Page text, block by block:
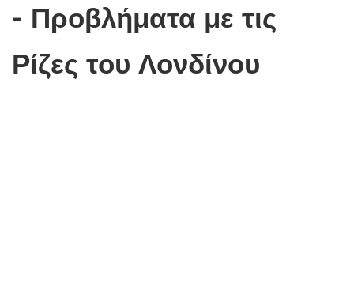
- Προβλήματα με τις
Ρίζες του Λονδίνου